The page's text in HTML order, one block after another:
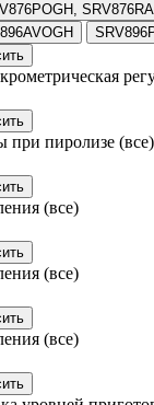
при пиролизе (все)
(все)
(все)
(все)